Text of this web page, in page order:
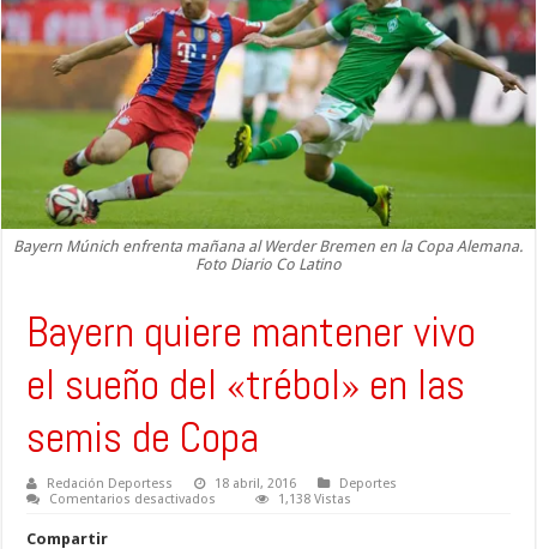
Bayern Múnich enfrenta mañana al Werder Bremen en la Copa Alemana.
Foto Diario Co Latino
Bayern quiere mantener vivo
el sueño del «trébol» en las
semis de Copa
Redación Deportess 18 abril, 2016
Deportes
Comentarios desactivados
1,138 Vistas
Compartir